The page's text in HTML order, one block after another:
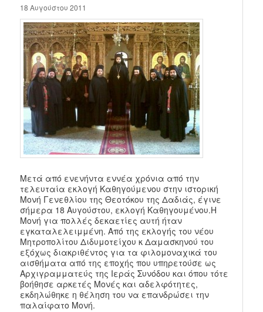
18 Αυγούστου 2011
Μετά από ενενήντα εννέα χρόνια από την
τελευταία εκλογή Καθηγούμενου στην ιστορική
Μονή Γενεθλίου της Θεοτόκου της Δαδιάς, έγινε
σήμερα 18 Αυγούστου, εκλογή Καθηγουμένου.Η
Μονή για πολλές δεκαετίες αυτή ήταν
εγκαταλελειμμένη. Από της εκλογής του νέου
Μητροπολίτου Διδυμοτείχου κ Δαμασκηνού του
εξόχως διακριθέντος για τα φιλομοναχικά του
αισθήματα από της εποχής που υπηρετούσε ως
Αρχιγραμματεύς της Ιεράς Συνόδου και όπου τότε
βοήθησε αρκετές Μονές και αδελφότητες,
εκδηλώθηκε η θέληση του να επανδρώσει την
παλαίφατο Μονή.